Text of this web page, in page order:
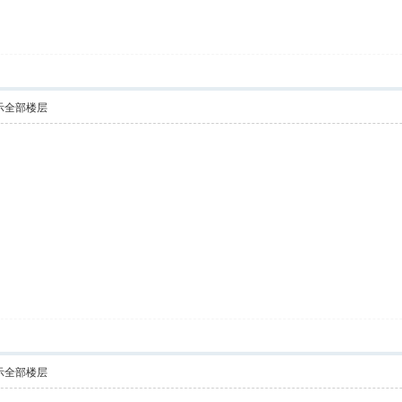
全部楼层
全部楼层